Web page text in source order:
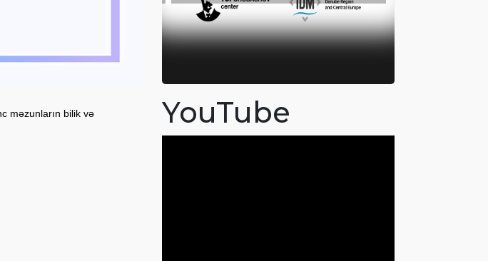
məzunların bilik və
YouTube